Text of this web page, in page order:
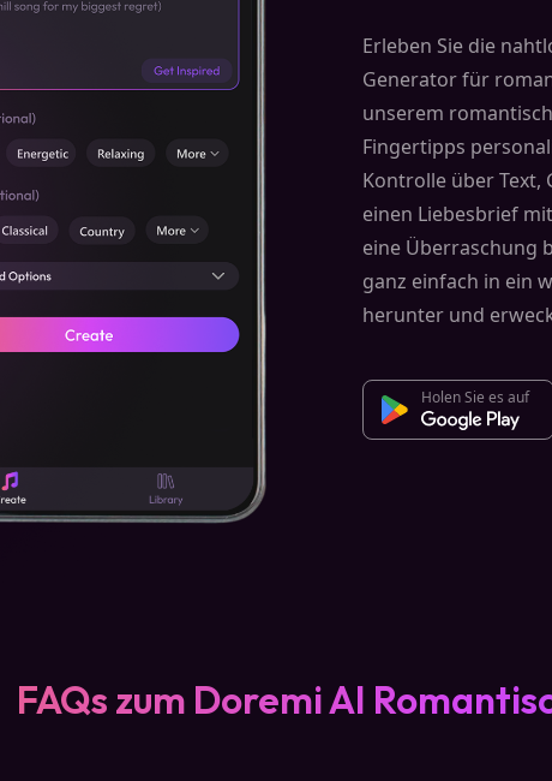
Erleben Sie die
Generator für
unserem
Fingertipps
Kontrolle über Text,
einen Liebesbrief
eine Überraschung
ganz einfach in ein
herunter und
Holen Sie es auf
FAQs zum Doremi AI